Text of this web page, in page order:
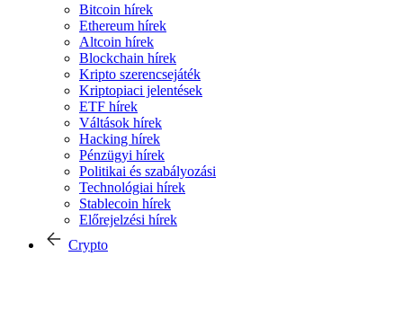
Bitcoin hírek
Ethereum hírek
Altcoin hírek
Blockchain hírek
Kripto szerencsejáték
Kriptopiaci jelentések
ETF hírek
Váltások hírek
Hacking hírek
Pénzügyi hírek
Politikai és szabályozási
Technológiai hírek
Stablecoin hírek
Előrejelzési hírek
Crypto